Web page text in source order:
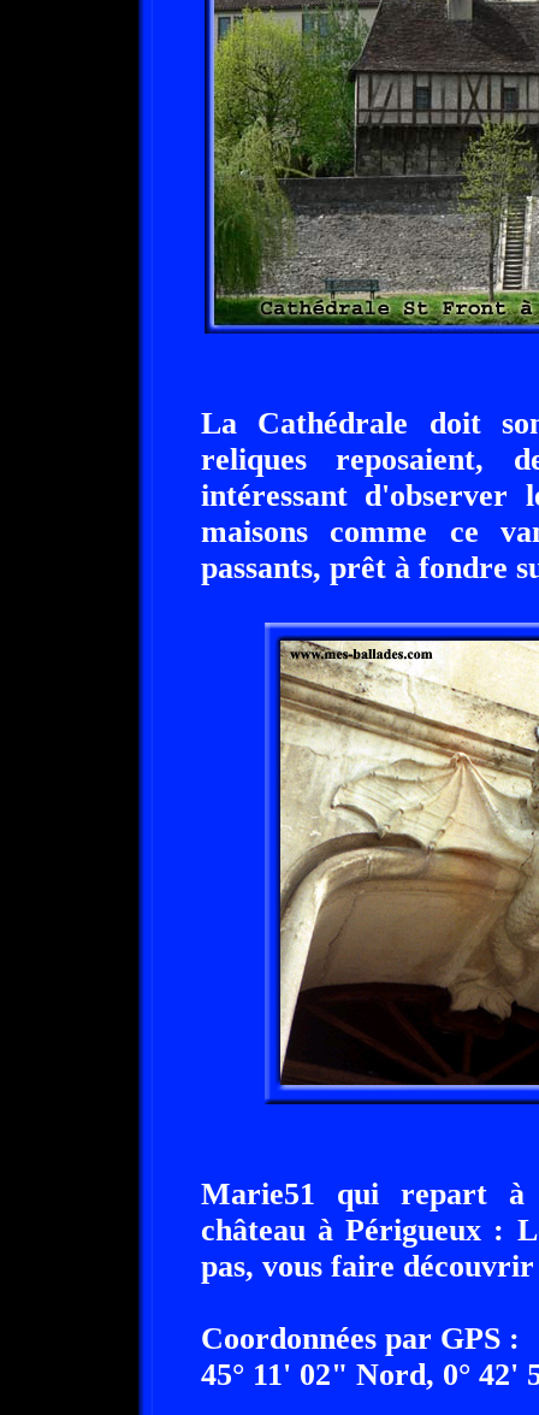
La Cathédrale doit
reliques reposaient,
intéressant d'observer
maisons comme ce
passants, prêt à fondre
Marie51 qui repart à
château à Périgueux :
pas, vous faire
Coordonnées par GPS :
45° 11' 02" Nord, 0° 42'